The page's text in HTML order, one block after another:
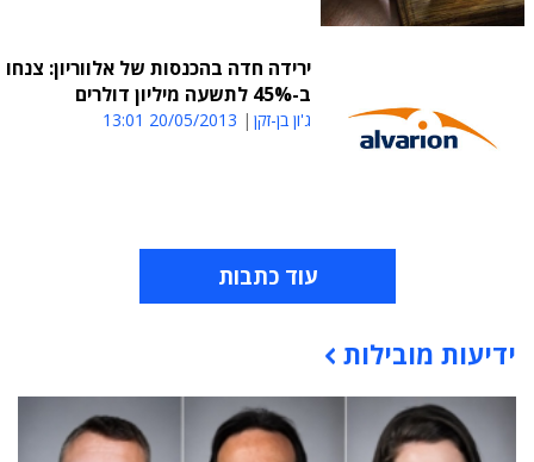
ירידה חדה בהכנסות של אלווריון: צנחו
ב-45% לתשעה מיליון דולרים
ג'ון בן-זקן 20/05/2013 13:01
עוד כתבות
תוכן פרסומי
ידיעות מובילות